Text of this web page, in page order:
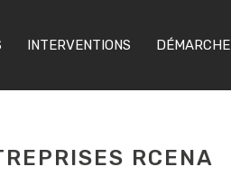
INTERVENTIONS DÉMARCHE
RCENA